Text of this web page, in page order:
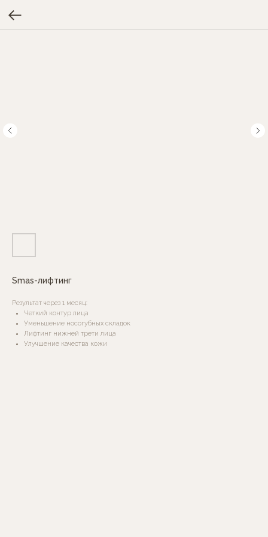
Smas-лифтинг
Результат через 1 месяц:
Четкий контур лица
Уменьшение носогубных складок
Лифтинг нижней трети лица
Улучшение качества кожи